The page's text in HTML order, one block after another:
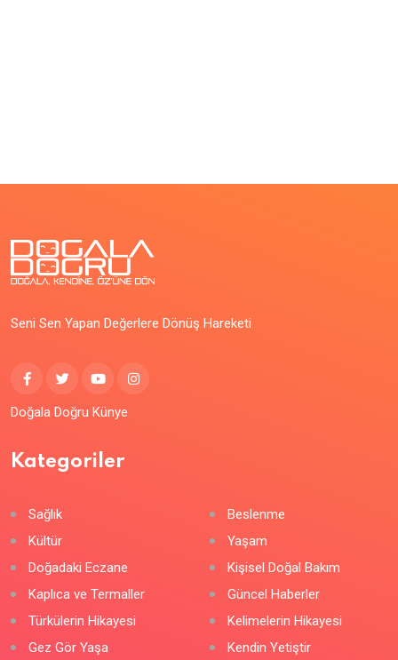
Seni Sen Yapan Değerlere Dönüş Hareketi
Doğala Doğru Künye
Kategoriler
Sağlık
Beslenme
Kültür
Yaşam
Doğadaki Eczane
Kişisel Doğal Bakım
Kaplıca ve Termaller
Güncel Haberler
Türkülerin Hikayesi
Kelimelerin Hikayesi
Gez Gör Yaşa
Kendin Yetiştir